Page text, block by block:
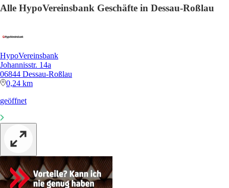
Alle HypoVereinsbank Geschäfte in Dessau-Roßlau
HypoVereinsbank
Johannisstr. 14a
06844 Dessau-Roßlau
0,24 km
geöffnet